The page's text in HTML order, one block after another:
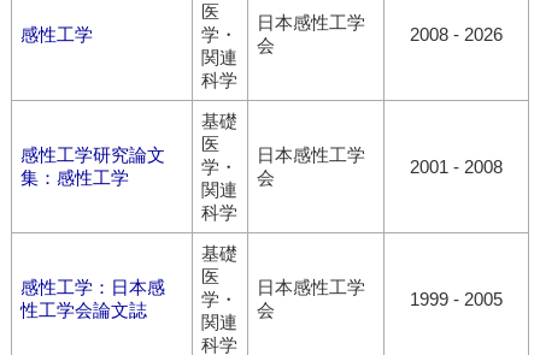
感性工学
医
学・
関連
科学
日本感性工学
会
2008 - 2026
感性工学研究論文
集：感性工学
基礎
医
学・
関連
科学
日本感性工学
会
2001 - 2008
感性工学：日本感
性工学会論文誌
基礎
医
学・
関連
科学
日本感性工学
会
1999 - 2005